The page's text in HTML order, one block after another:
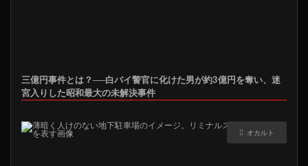
三億円事件とは？──白バイ警官に化けた男が約3億円を奪い、迷
宮入りした昭和最大の未解決事件
オカルト